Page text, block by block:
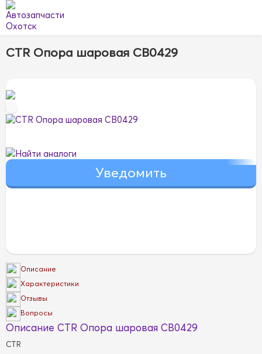
CTR Опора шаровая CB0429
Найти аналоги
Описание
Характеристики
Отзывы
Вопросы
Описание CTR Опора шаровая CB0429
CTR